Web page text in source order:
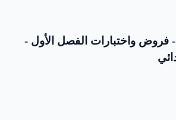
الموضوع رقم 148 - فروض واختبارات الفصل الأول -